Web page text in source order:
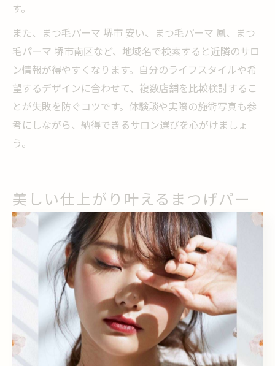
す。
また、まつ毛パーマ 堺市 安い、まつ毛パーマ 鳳、まつ
毛パーマ 堺市南区など、地域名で検索すると近隣のサロ
ン情報が得やすくなります。自分のライフスタイルや希
望するデザインに合わせて、複数店舗を比較検討するこ
とが失敗を防ぐコツです。体験談や実際の施術写真も参
考にしながら、納得できるサロン選びを心がけましょ
う。
美しい仕上がり叶えるまつげパー
マのコツ
まつげパーマの仕上がりを美しく保つ秘訣
まつげパーマの美しい仕上がりを長持ちさせるために
は、施術後のケアが非常に重要です。まず、施術当日は
まつげを濡らさないことが基本となります。なぜなら、
まつげパーマの薬剤が定着するまでに時間がかかるた
め、早期の水分接触はカールの持続力を低下させる可能